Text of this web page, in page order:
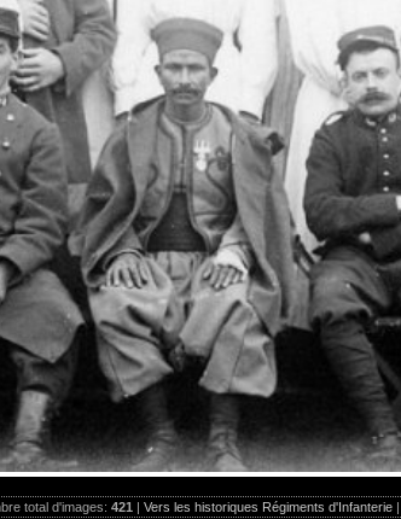
total d'images: 421 | Vers les historiques Régiments d'Infanterie|